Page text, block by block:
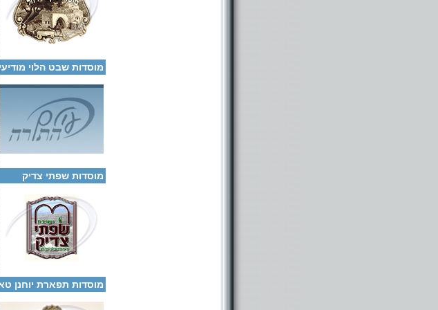
קטגוריות:
אגודות וארגונים-יהדות
אגודות וארגונים-שונות
כוללים-כולל יום שלם
מוסדות שבט הלוי
קטגוריות:
מוסדות שפתי צדיק
פרטים נוספים:
קטגוריות:
ישיבות-ישיבה גדולה
ישיבות-ישיבה קטנה
כוללים-כולל יום שלם
מוסדות תפארת יוחנן
פרטים נוספים: